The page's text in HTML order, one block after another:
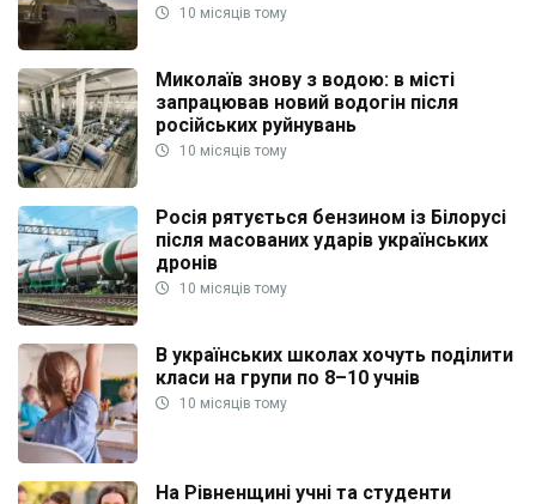
10 місяців тому
Миколаїв знову з водою: в місті
запрацював новий водогін після
російських руйнувань
10 місяців тому
Росія рятується бензином із Білорусі
після масованих ударів українських
дронів
10 місяців тому
В українських школах хочуть поділити
класи на групи по 8–10 учнів
10 місяців тому
На Рівненщині учні та студенти